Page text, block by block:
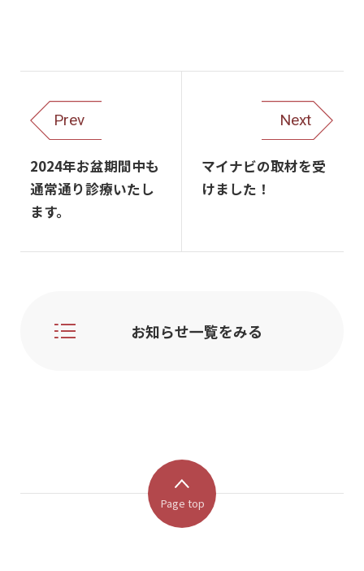
Prev
2024年お盆期間中も
通常通り診療いたし
ます。
Next
マイナビの取材を受
けました！
お知らせ一覧をみる
Page top